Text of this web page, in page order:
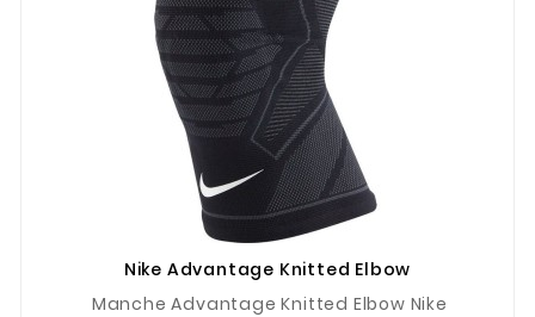
Nike Advantage Knitted Elbow
Manche Advantage Knitted Elbow Nike